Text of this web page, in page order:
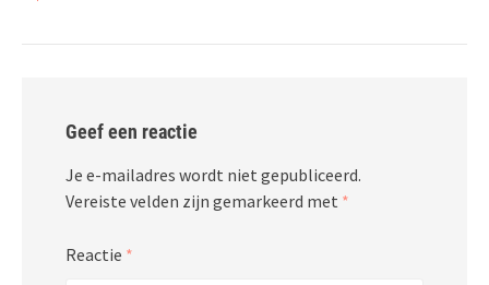
Geef een reactie
Je e-mailadres wordt niet gepubliceerd.
Vereiste velden zijn gemarkeerd met *
Reactie *